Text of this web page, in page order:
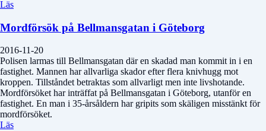
Läs
Mordförsök på Bellmansgatan i Göteborg
2016-11-20
Polisen larmas till Bellmansgatan där en skadad man kommit in i en
fastighet. Mannen har allvarliga skador efter flera knivhugg mot
kroppen. Tillståndet betraktas som allvarligt men inte livshotande.
Mordförsöket har inträffat på Bellmansgatan i Göteborg, utanför en
fastighet. En man i 35-årsåldern har gripits som skäligen misstänkt för
mordförsöket.
Läs